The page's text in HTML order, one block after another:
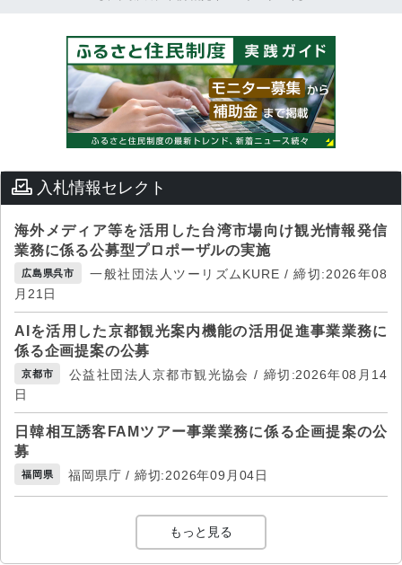
入札情報セレクト
海外メディア等を活用した台湾市場向け観光情報発信
業務に係る公募型プロポーザルの実施
広島県呉市
一般社団法人ツーリズムKURE / 締切:2026年08
月21日
AIを活用した京都観光案内機能の活用促進事業業務に
係る企画提案の公募
京都市
公益社団法人京都市観光協会 / 締切:2026年08月14
日
日韓相互誘客FAMツアー事業業務に係る企画提案の公
募
福岡県 福岡県庁 / 締切:2026年09月04日
もっと見る